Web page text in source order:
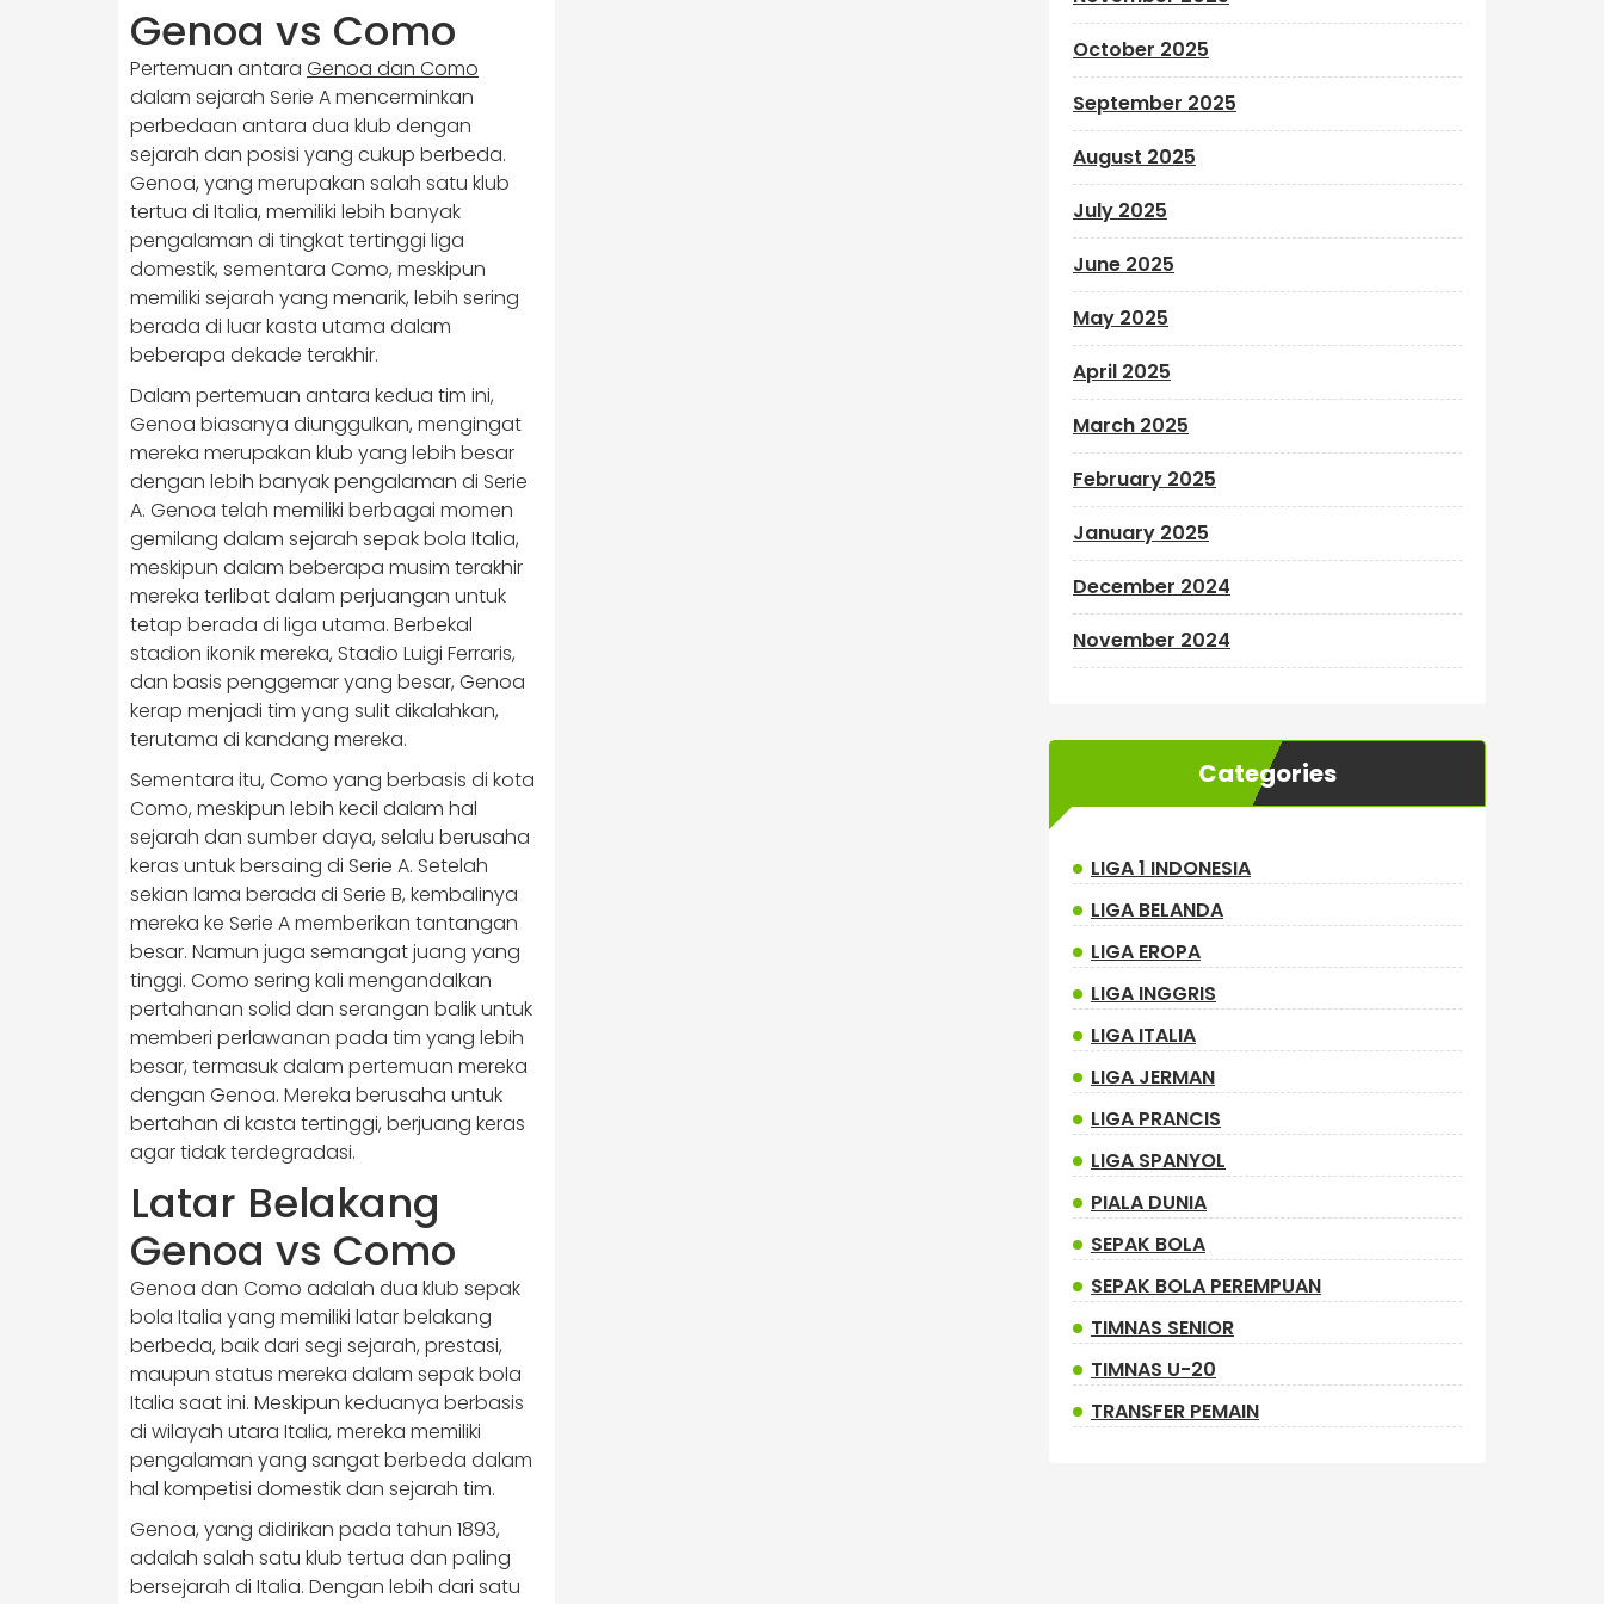
Genoa vs Como
Pertemuan antara Genoa dan Como
dalam sejarah Serie A mencerminkan
perbedaan antara dua klub dengan
sejarah dan posisi yang cukup berbeda.
Genoa, yang merupakan salah satu klub
tertua di Italia, memiliki lebih banyak
pengalaman di tingkat tertinggi liga
domestik, sementara Como, meskipun
memiliki sejarah yang menarik, lebih sering
berada di luar kasta utama dalam
beberapa dekade terakhir.
Dalam pertemuan antara kedua tim ini,
Genoa biasanya diunggulkan, mengingat
mereka merupakan klub yang lebih besar
dengan lebih banyak pengalaman di Serie
A. Genoa telah memiliki berbagai momen
gemilang dalam sejarah sepak bola Italia,
meskipun dalam beberapa musim terakhir
mereka terlibat dalam perjuangan untuk
tetap berada di liga utama. Berbekal
stadion ikonik mereka, Stadio Luigi Ferraris,
dan basis penggemar yang besar, Genoa
kerap menjadi tim yang sulit dikalahkan,
terutama di kandang mereka.
Sementara itu, Como yang berbasis di kota
Como, meskipun lebih kecil dalam hal
sejarah dan sumber daya, selalu berusaha
keras untuk bersaing di Serie A. Setelah
sekian lama berada di Serie B, kembalinya
mereka ke Serie A memberikan tantangan
besar. Namun juga semangat juang yang
tinggi. Como sering kali mengandalkan
pertahanan solid dan serangan balik untuk
memberi perlawanan pada tim yang lebih
besar, termasuk dalam pertemuan mereka
dengan Genoa. Mereka berusaha untuk
bertahan di kasta tertinggi, berjuang keras
agar tidak terdegradasi.
Latar Belakang
Genoa vs Como
Genoa dan Como adalah dua klub sepak
bola Italia yang memiliki latar belakang
berbeda, baik dari segi sejarah, prestasi,
maupun status mereka dalam sepak bola
Italia saat ini. Meskipun keduanya berbasis
di wilayah utara Italia, mereka memiliki
pengalaman yang sangat berbeda dalam
hal kompetisi domestik dan sejarah tim.
Genoa, yang didirikan pada tahun 1893,
adalah salah satu klub tertua dan paling
bersejarah di Italia. Dengan lebih dari satu
October 2025
September 2025
August 2025
July 2025
June 2025
May 2025
April 2025
March 2025
February 2025
January 2025
December 2024
November 2024
Categories
LIGA 1 INDONESIA
LIGA BELANDA
LIGA EROPA
LIGA INGGRIS
LIGA ITALIA
LIGA JERMAN
LIGA PRANCIS
LIGA SPANYOL
PIALA DUNIA
SEPAK BOLA
SEPAK BOLA PEREMPUAN
TIMNAS SENIOR
TIMNAS U-20
TRANSFER PEMAIN